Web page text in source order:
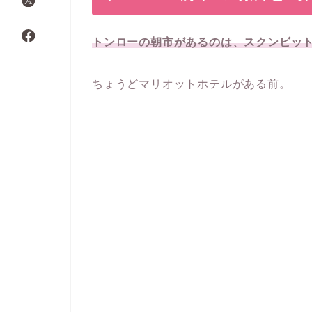
トンローの朝市があるのは、スクンビッ
ちょうどマリオットホテルがある前。